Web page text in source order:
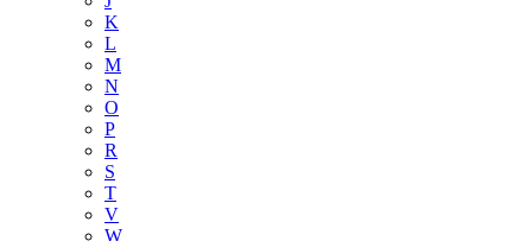
K
L
M
N
O
P
R
S
T
V
W